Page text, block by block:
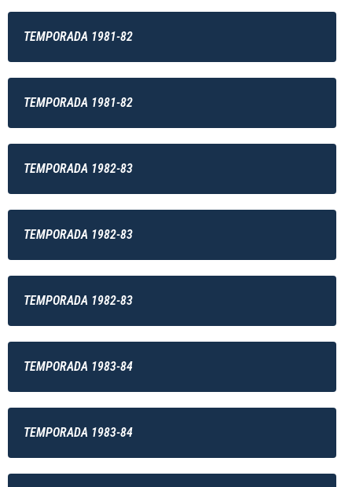
TEMPORADA 1981-82
TEMPORADA 1981-82
TEMPORADA 1982-83
TEMPORADA 1982-83
TEMPORADA 1982-83
TEMPORADA 1983-84
TEMPORADA 1983-84